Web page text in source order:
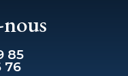
85
76